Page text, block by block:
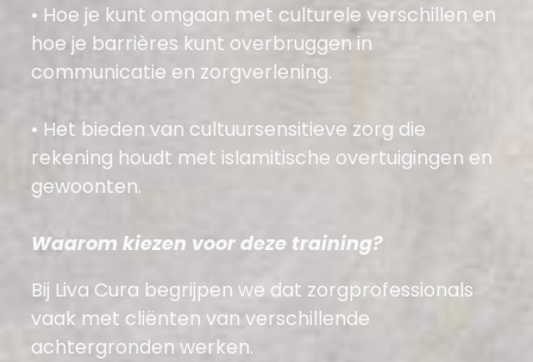
• Hoe je kunt omgaan met culturele verschillen en
hoe je barrières kunt overbruggen in
communicatie en zorgverlening.
• Het bieden van cultuursensitieve zorg die
rekening houdt met islamitische overtuigingen en
gewoonten.
Waarom kiezen voor deze training?
Bij Liva Cura begrijpen we dat zorgprofessionals
vaak met cliënten van verschillende
achtergronden werken.